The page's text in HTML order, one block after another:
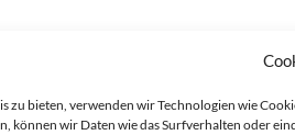
zu bieten, verwenden wir Technologien wie
können wir Daten wie das Surfverhalten oder